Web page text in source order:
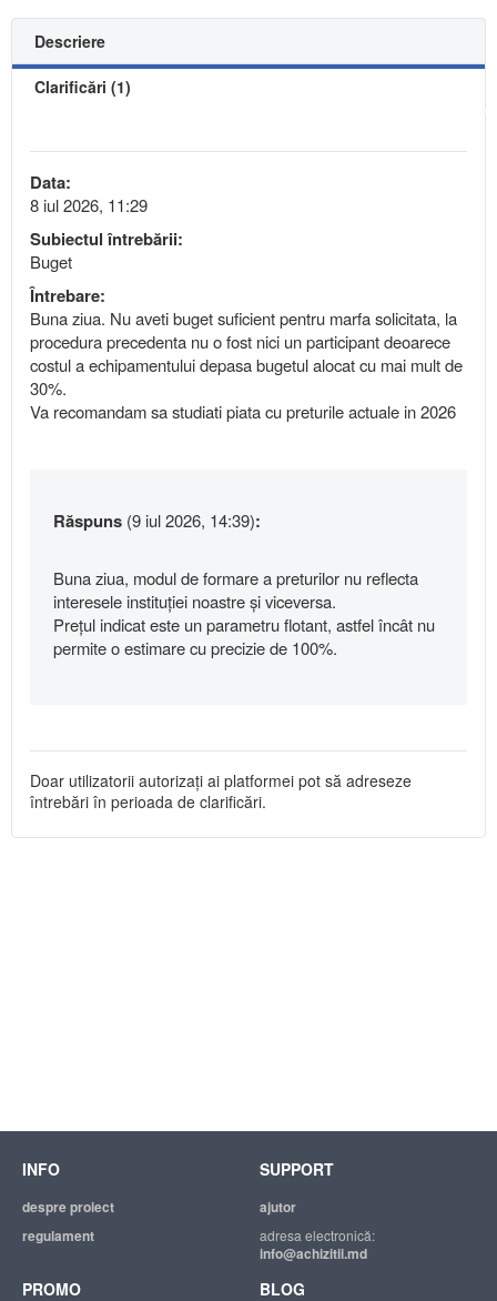
Descriere
Clarificări (1)
Data:
8 iul 2026, 11:29
Subiectul întrebării:
Buget
Întrebare:
Buna ziua. Nu aveti buget suficient pentru marfa solicitata, la
procedura precedenta nu o fost nici un participant deoarece
costul a echipamentului depasa bugetul alocat cu mai mult de
30%.
Va recomandam sa studiati piata cu preturile actuale in 2026
Răspuns (9 iul 2026, 14:39):
Buna ziua, modul de formare a preturilor nu reflecta
interesele instituției noastre și viceversa.
Prețul indicat este un parametru flotant, astfel încât nu
permite o estimare cu precizie de 100%.
Doar utilizatorii autorizați ai platformei pot să adreseze
întrebări în perioada de clarificări.
INFO
despre proiect
regulament
SUPPORT
ajutor
adresa electronică:
info@achizitii.md
PROMO BLOG